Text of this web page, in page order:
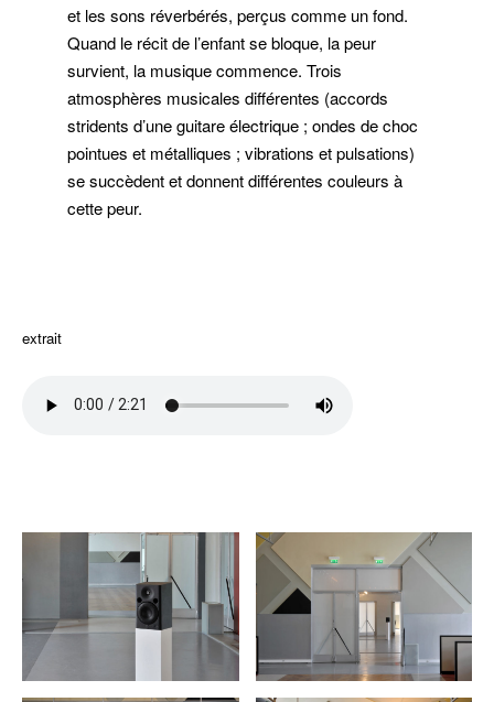
et les sons réverbérés, perçus comme un fond.
Quand le récit de l’enfant se bloque, la peur
survient, la musique commence. Trois
atmosphères musicales différentes (accords
stridents d’une guitare électrique ; ondes de choc
pointues et métalliques ; vibrations et pulsations)
se succèdent et donnent différentes couleurs à
cette peur.
extrait